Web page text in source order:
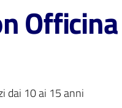
dai 10 ai 15 anni